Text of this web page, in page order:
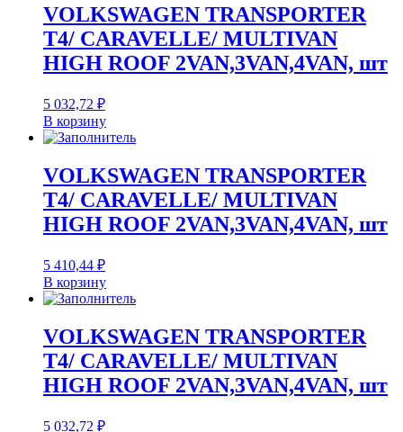
VOLKSWAGEN TRANSPORTER
T4/ CARAVELLE/ MULTIVAN
HIGH ROOF 2VAN,3VAN,4VAN, шт
5 032,72 ₽
В корзину
VOLKSWAGEN TRANSPORTER
T4/ CARAVELLE/ MULTIVAN
HIGH ROOF 2VAN,3VAN,4VAN, шт
5 410,44 ₽
В корзину
VOLKSWAGEN TRANSPORTER
T4/ CARAVELLE/ MULTIVAN
HIGH ROOF 2VAN,3VAN,4VAN, шт
5 032,72 ₽